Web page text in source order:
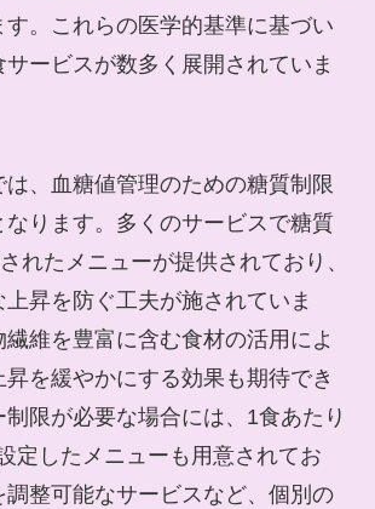
。これらの医学的基準に基づい
ービスが数多く展開されていま
は、血糖値管理のための糖質制限
なります。多くのサービスで糖質
れたメニューが提供されており、
昇を防ぐ工夫が施されていま
維を豊富に含む食材の活用によ
昇を緩やかにする効果も期待でき
制限が必要な場合には、1食あたり
定したメニューも用意されてお
調整可能なサービスなど、個別の